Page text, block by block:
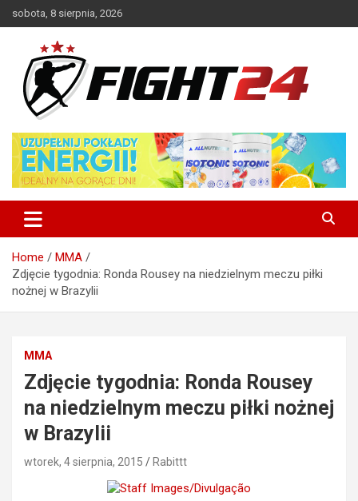
to
sobota, 8 sierpnia, 2026
FIGHT24.PL – MMA i K-1, UFC
Home
MMA
Zdjęcie tygodnia: Ronda Rousey na niedzielnym meczu piłki
nożnej w Brazylii
MMA
Zdjęcie tygodnia: Ronda Rousey
na niedzielnym meczu piłki nożnej
w Brazylii
wtorek, 4 sierpnia, 2015 Rabittt